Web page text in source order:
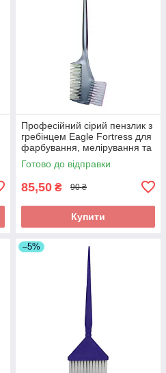
Професійний сірий пензлик з
гребінцем Eagle Fortress для
фарбування, мелірування та
поділу пасм волосся. Арт
JPP049M-1
Готово до відправки
85,50 ₴ 90 ₴
Купити
–5%